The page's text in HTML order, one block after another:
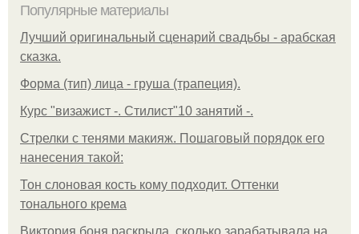
Популярные материалы
Лучший оригинальный сценарий свадьбы - арабская
сказка.
Форма (тип) лица - груша (трапеция).
Курс "визажист -. Стилист"10 занятий -.
Стрелки с тенями макияж. Пошаговый порядок его
нанесения такой:
Тон слоновая кость кому подходит. Оттенки
тонального крема
Виктория боня раскрыла, сколько зарабатывала на